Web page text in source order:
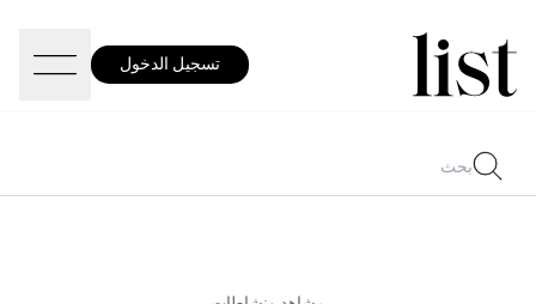
تسجيل الدخول